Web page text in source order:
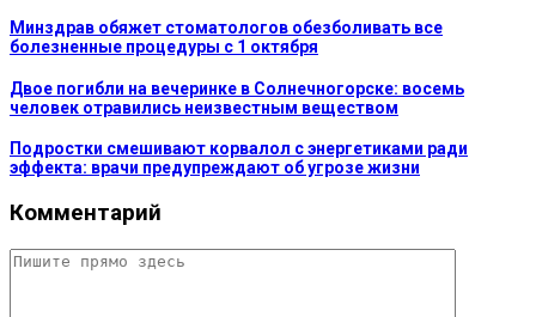
Минздрав обяжет стоматологов обезболивать все
болезненные процедуры с 1 октября
Двое погибли на вечеринке в Солнечногорске: восемь
человек отравились неизвестным веществом
Подростки смешивают корвалол с энергетиками ради
эффекта: врачи предупреждают об угрозе жизни
Комментарий